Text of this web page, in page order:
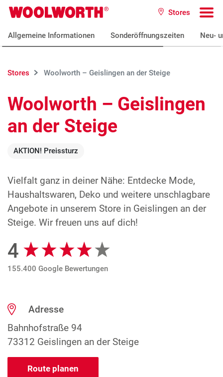
Zum Hauptinhalt
Woolworth GmbH Stores
Allgemeine Informationen Sonderöffnungszeiten Neu-
Stores Woolworth – Geislingen an der Steige
Woolworth – Geislingen
an der Steige
AKTION! Preissturz
Vielfalt ganz in deiner Nähe: Entdecke Mode,
Haushaltswaren, Deko und weitere unschlagbare
Angebote in unserem Store in Geislingen an der
Steige. Wir freuen uns auf dich!
Google Bewertungen
4
155.400 Google Bewertungen
Adresse
Bahnhofstraße 94
73312 Geislingen an der Steige
Route planen